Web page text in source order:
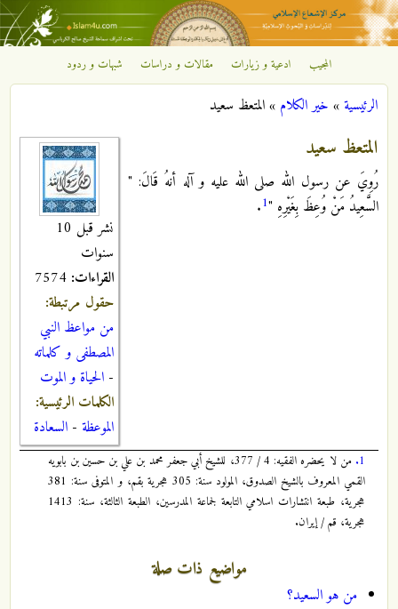
تجاوز إلى المحتوى الرئيسي
مركز
الإشعاع
الإسلامي
المجيب ادعية و زيارات مقالات و دراسات شبهات و ردود
أنت هنا
الرئيسية» خير الكلام »المتعظ سعيد
نشر قبل 10
سنوات
القراءات:
حقول مرتبطة:
من مواعظ النبي
المصطفى و كلماته
- الحياة و الموت
الكلمات الرئيسية:
الموعظة - السعادة
المتعظ سعيد
رُوِيَ عن رسول الله صلى الله عليه و آله أنهُ قَالَ: "
السَّعِيدُ مَنْ وُعِظَ بِغَيْرِهِ "1
.
1.
من لا يحضره الفقيه: 4 / 377، للشيخ أبي جعفر محمد بن علي بن حسين بن بابويه
القمي المعروف بالشيخ الصدوق، المولود سنة: 305 هجرية بقم، و المتوفى سنة: 381
هجرية، طبعة انتشارات اسلامي التابعة لجماعة المدرسين، الطبعة الثالثة، سنة: 1413
هجرية، قم / إيران.
مواضيع ذات صلة
من هو السعيد؟